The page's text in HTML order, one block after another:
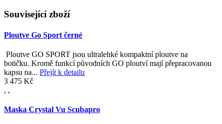
Související zboží
Ploutve Go Sport černé
Ploutve GO SPORT jsou ultralehké kompaktní ploutve na
botičku. Kromě funkcí původních GO ploutví mají přepracovanou
kapsu na... Přejít k detailu
3 475 Kč
, ,
Maska Crystal Vu Scubapro